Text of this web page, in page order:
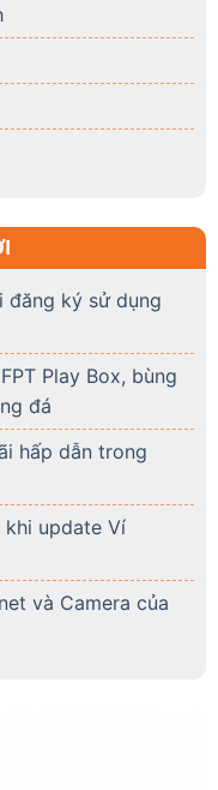
đăng ký sử dụng
Play Box, bùng
đá
hấp dẫn trong
khi update Ví
và Camera của